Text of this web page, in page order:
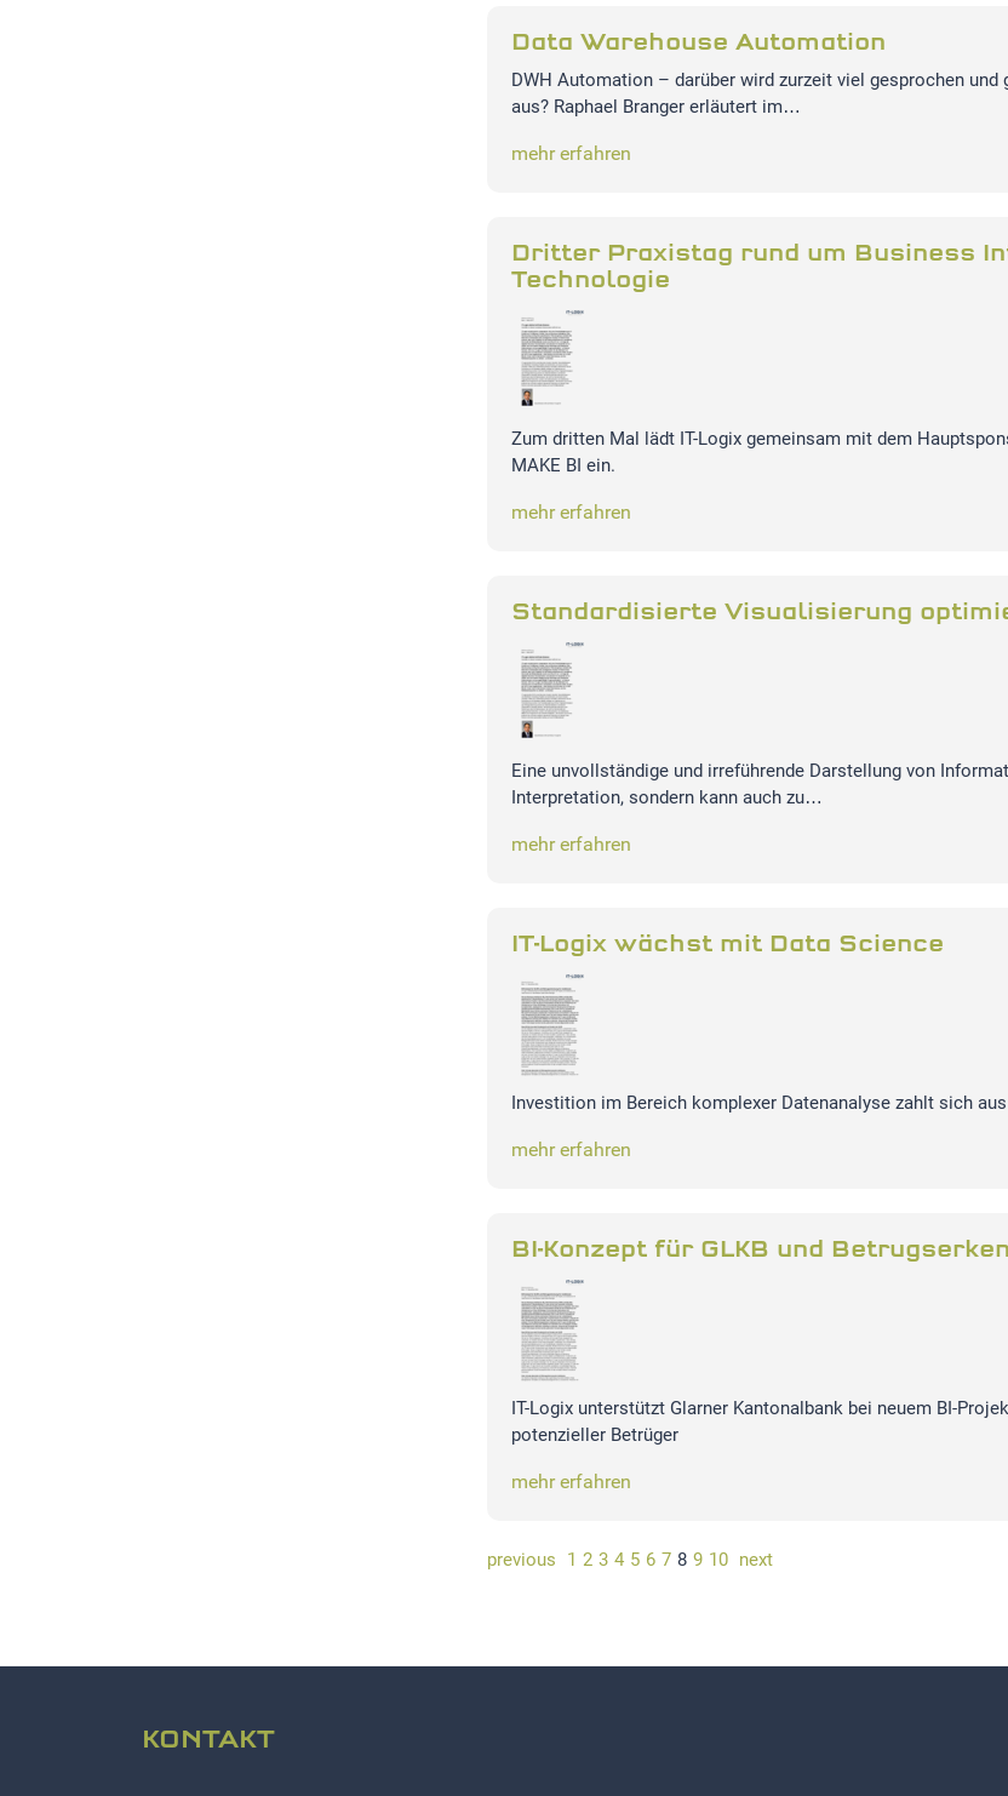
Data Warehouse Automation
DWH Automation – darüber wird zurzeit viel gesprochen
aus? Raphael Branger erläutert im…
mehr erfahren
Dritter Praxistag rund um Business
Technologie
Zum dritten Mal lädt IT-Logix gemeinsam mit dem
MAKE BI ein.
mehr erfahren
Standardisierte Visualisierung
Eine unvollständige und irreführende Darstellung von
Interpretation, sondern kann auch zu…
mehr erfahren
IT-Logix wächst mit Data Science
Investition im Bereich komplexer Datenanalyse zahlt sich aus
mehr erfahren
BI-Konzept für GLKB und
IT-Logix unterstützt Glarner Kantonalbank bei neuem BI-
potenzieller Betrüger
mehr erfahren
previous 1 2 3 4 5 6 7 8 9 10 next
KONTAKT